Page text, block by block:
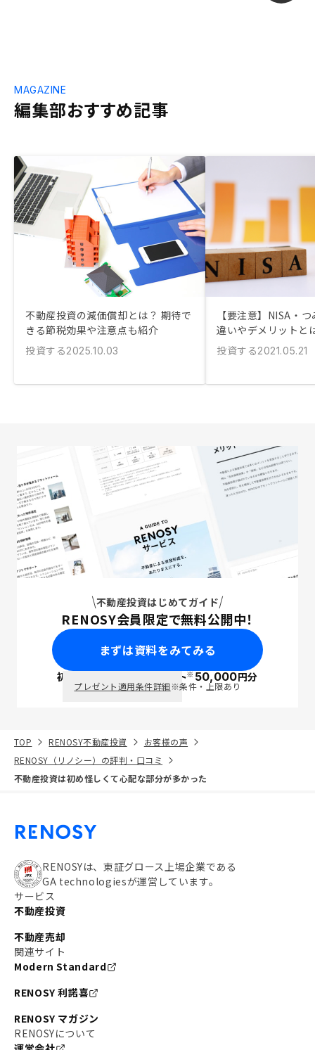
編集部おすすめ記事
MAGAZINE
不動産投資の減価償却とは？ 期待で
きる節税効果や注意点も紹介
投資する2025.10.03
【要注意】NISA・
違いやデメリットと
投資する2021.05.21
不動産投資はじめてガイド
RENOSY会員限定で無料公開中！
まずは資料をみてみる
初回面談で ポイント※50,000円分
プレゼント適用条件詳細※条件・上限あり
TOP RENOSY不動産投資
お客様の声
RENOSY（リノシー）の評判・口コミ
不動産投資は初め怪しくて心配な部分が多かった
RENOSYは、東証グロース上場企業である
GA technologiesが運営しています。
サービス
不動産投資
不動産売却
関連サイト
Modern Standard
RENOSY 利諾喜
RENOSY マガジン
RENOSYについて